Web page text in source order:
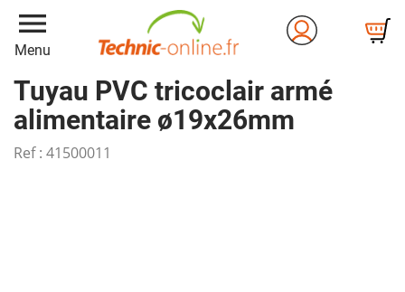
menu
Menu
Tuyau PVC tricoclair armé
alimentaire ø19x26mm
Ref : 41500011